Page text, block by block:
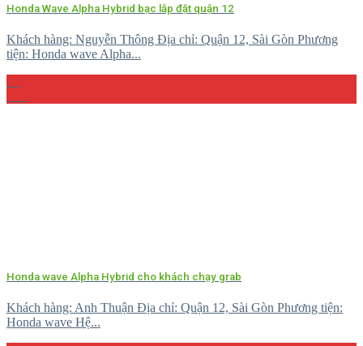
Honda Wave Alpha Hybrid bạc lắp đặt quận 12
Khách hàng: Nguyễn Thông Địa chỉ: Quận 12, Sài Gòn Phương
tiện: Honda wave Alpha...
Honda wave Alpha Hybrid cho khách chạy grab
Khách hàng: Anh Thuận Địa chỉ: Quận 12, Sài Gòn Phương tiện:
Honda wave Hệ...